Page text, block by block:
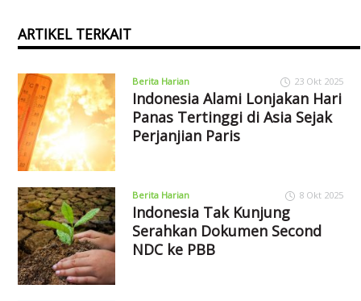
ARTIKEL TERKAIT
Berita Harian 23 Okt 2025
Indonesia Alami Lonjakan Hari
Panas Tertinggi di Asia Sejak
Perjanjian Paris
Berita Harian 8 Okt 2025
Indonesia Tak Kunjung
Serahkan Dokumen Second
NDC ke PBB